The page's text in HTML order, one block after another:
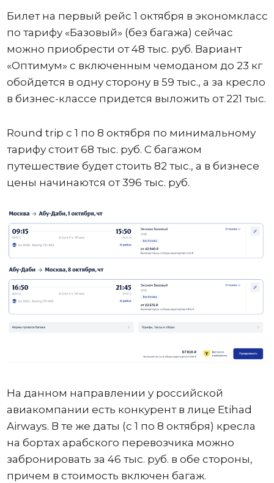
Билет на первый рейс 1 октября в экономкласс
по тарифу «Базовый» (без багажа) сейчас
можно приобрести от 48 тыс. руб. Вариант
«Оптимум» с включенным чемоданом до 23 кг
обойдется в одну сторону в 59 тыс., а за кресло
в бизнес-классе придется выложить от 221 тыс.
Round trip с 1 по 8 октября по минимальному
тарифу стоит 68 тыс. руб. С багажом
путешествие будет стоить 82 тыс., а в бизнесе
цены начинаются от 396 тыс. руб.
На данном направлении у российской
авиакомпании есть конкурент в лице Etihad
Airways. В те же даты (с 1 по 8 октября) кресла
на бортах арабского перевозчика можно
забронировать за 46 тыс. руб. в обе стороны,
причем в стоимость включен багаж.